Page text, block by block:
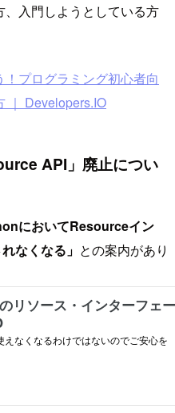
入門しようとしている方
プログラミング初心者向
｜ Developers.IO
API」廃止につい
においてResourceイン
なくなる」 との案内があり